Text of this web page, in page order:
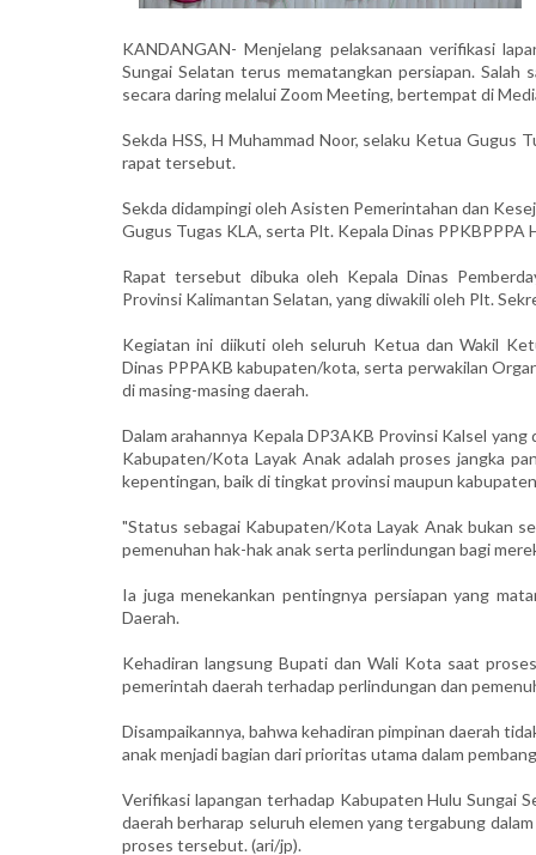
KANDANGAN- Menjelang pelaksanaan verifikasi
Sungai Selatan terus mematangkan persiapan.
secara daring melalui Zoom Meeting, bertempat di
Sekda HSS, H Muhammad Noor, selaku Ketua Gugus
rapat tersebut.
Sekda didampingi oleh Asisten Pemerintahan dan
Gugus Tugas KLA, serta Plt. Kepala Dinas PPKBPPPA
Rapat tersebut dibuka oleh Kepala Dinas
Provinsi Kalimantan Selatan, yang diwakili oleh Plt.
Kegiatan ini diikuti oleh seluruh Ketua dan Wakil
Dinas PPPAKB kabupaten/kota, serta perwakilan
di masing-masing daerah.
Dalam arahannya Kepala DP3AKB Provinsi Kalsel
Kabupaten/Kota Layak Anak adalah proses jangka
kepentingan, baik di tingkat provinsi maupun
"Status sebagai Kabupaten/Kota Layak Anak bukan
pemenuhan hak-hak anak serta perlindungan bagi
Ia juga menekankan pentingnya persiapan yang
Daerah.
Kehadiran langsung Bupati dan Wali Kota saat
pemerintah daerah terhadap perlindungan dan
Disampaikannya, bahwa kehadiran pimpinan daerah
anak menjadi bagian dari prioritas utama dalam
Verifikasi lapangan terhadap Kabupaten Hulu Sungai
daerah berharap seluruh elemen yang tergabung
proses tersebut. (ari/jp).